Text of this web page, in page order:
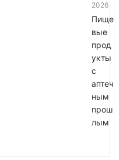
2026
Пище
вые
прод
укты
с
аптеч
ным
прош
лым